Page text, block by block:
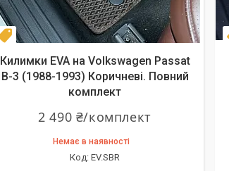
Комплект
Килимки EVA на Volkswagen Passat
B-3 (1988-1993) Коричневі. Повний
комплект
2 490 ₴/комплект
Немає в наявності
EV.SBR